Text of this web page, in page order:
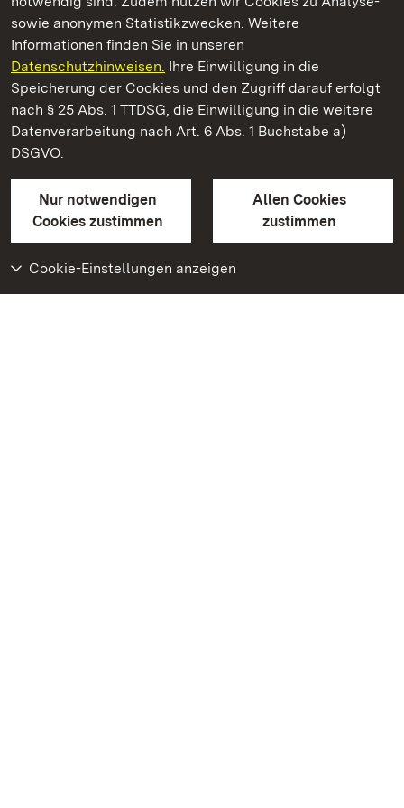
sowie anonymen Statistikzwecken. Weitere
Informationen finden Sie in unseren
Datenschutzhinweisen. Ihre Einwilligung in die
Speicherung der Cookies und den Zugriff darauf erfolgt
nach § 25 Abs. 1 TTDSG, die Einwilligung in die weitere
Datenverarbeitung nach Art. 6 Abs. 1 Buchstabe a)
DSGVO.
Nur notwendigen
Cookies zustimmen
Allen Cookies
zustimmen
Cookie-Einstellungen anzeigen
Schloss und Schlossgarten Schwetzingen
Staatliche Schlösser und Gärten Baden-Württemberg
Kontakt
GebärdenspracheLeichte Sprache
Erklärung zur Barrierefreiheit
BITV-konform (geprüfte Seiten)
Weiteres